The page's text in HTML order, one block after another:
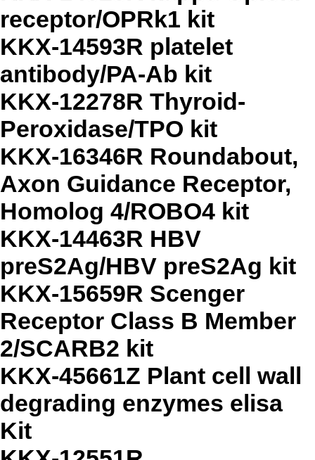
receptor/OPRk1 kit
KKX-14593R platelet
antibody/PA-Ab kit
KKX-12278R Thyroid-
Peroxidase/TPO kit
KKX-16346R Roundabout,
Axon Guidance Receptor,
Homolog 4/ROBO4 kit
KKX-14463R HBV
preS2Ag/HBV preS2Ag kit
KKX-15659R Scenger
Receptor Class B Member
2/SCARB2 kit
KKX-45661Z Plant cell wall
degrading enzymes elisa
Kit